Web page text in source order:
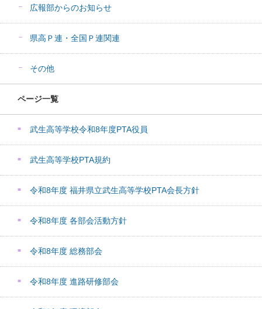
広報部からのお知らせ
県高Ｐ連・全国Ｐ連関連
その他
ページ一覧
武生高等学校令和8年度PTA役員
武生高等学校PTA規約
令和8年度 福井県立武生高等学校PTA会長方針
令和8年度 各部会活動方針
令和8年度 総務部会
令和8年度 進路研修部会